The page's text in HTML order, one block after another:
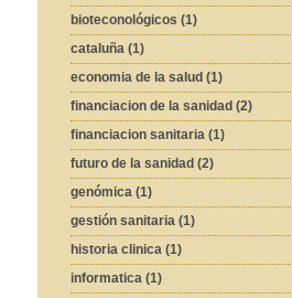
bioteconológicos (1)
cataluña (1)
economia de la salud (1)
financiacion de la sanidad (2)
financiacion sanitaria (1)
futuro de la sanidad (2)
genómica (1)
gestión sanitaria (1)
historia clinica (1)
informatica (1)